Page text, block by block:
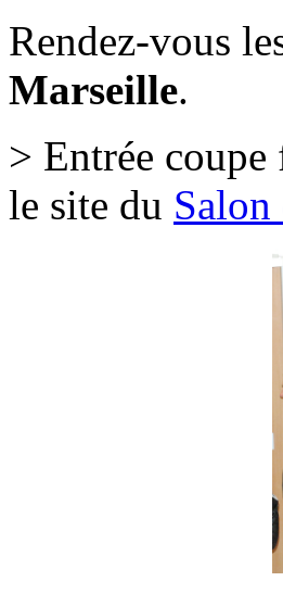
Rendez-vous
Marseille.
> Entrée
le site du Salon